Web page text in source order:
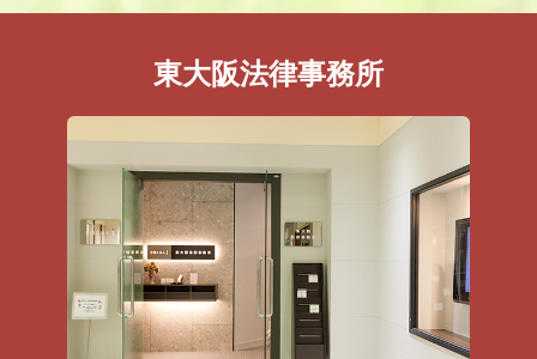
東大阪法律事務所